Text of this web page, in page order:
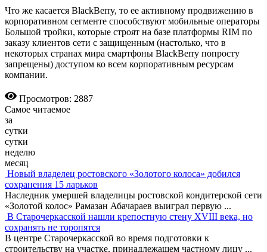
Что же касается BlackBerry, то ее активному продвижению в
корпоративном сегменте способствуют мобильные операторы
Большой тройки, которые строят на базе платформы RIM по
заказу клиентов сети с защищенным (настолько, что в
некоторых странах мира смартфоны BlackBerry попросту
запрещены) доступом ко всем корпоративным ресурсам
компании.
Просмотров: 2887
Самое читаемое
за
сутки
сутки
неделю
месяц
Новый владелец ростовского «Золотого колоса» добился
сохранения 15 ларьков
Наследник умершей владелицы ростовской кондитерской сети
«Золотой колос» Рамазан Абачараев выиграл первую ...
В Старочеркасской нашли крепостную стену XVIII века, но
сохранять не торопятся
В центре Старочеркасской во время подготовки к
строительству на участке, принадлежащем частному лицу ...